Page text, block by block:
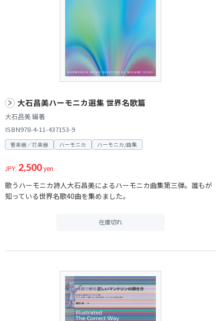
大石昌美ハーモニカ選集 世界名歌篇
大石昌美 編著
ISBN978-4-11-437153-9
管楽器／打楽器 ハーモニカ ハーモニカ/曲集
JPY: 2,500yen
歌うハーモニカ詩人大石昌美によるハーモニカ曲集第三弾。誰もが
知っている世界名歌40曲を集めました。
在庫切れ